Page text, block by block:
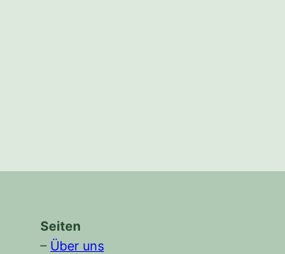
Seiten
– Über uns